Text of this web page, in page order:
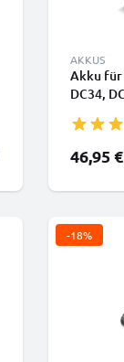
AKKUS
Akku für
DC34,
Passend
Akku -
46,95 €
-18%